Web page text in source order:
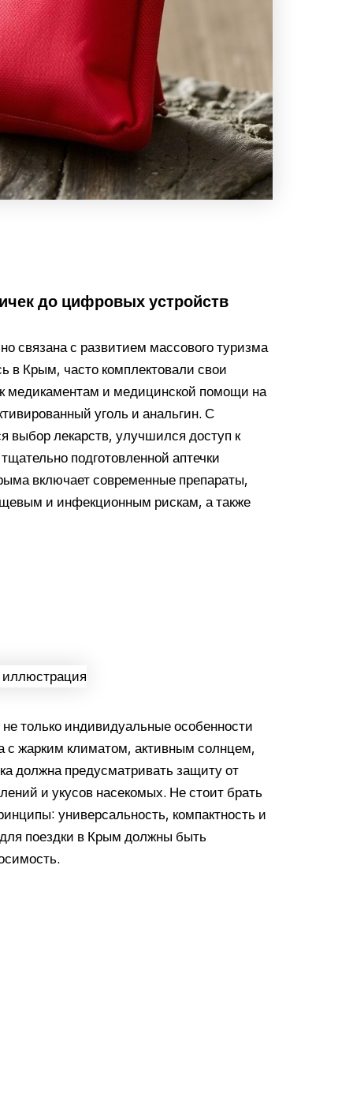
до цифровых устройств
связана с развитием массового туризма
в Крым, часто комплектовали свои
медикаментам и медицинской помощи на
уголь и анальгин. С
лекарств, улучшился доступ к
подготовленной аптечки
включает современные препараты,
и инфекционным рискам, а также
только индивидуальные особенности
с жарким климатом, активным солнцем,
должна предусматривать защиту от
и укусов насекомых. Не стоит брать
универсальность, компактность и
поездки в Крым должны быть